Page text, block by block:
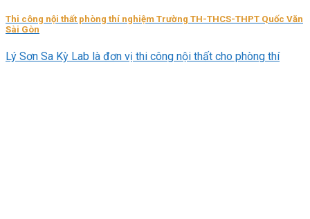
Thi công nội thất phòng thí nghiệm Trường TH-THCS-THPT Quốc Văn
Sài Gòn
Lý Sơn Sa Kỳ Lab là đơn vị thi công nội thất cho phòng thí